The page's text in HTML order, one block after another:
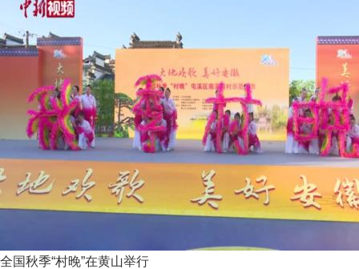
全国秋季“村晚”在黄山举行